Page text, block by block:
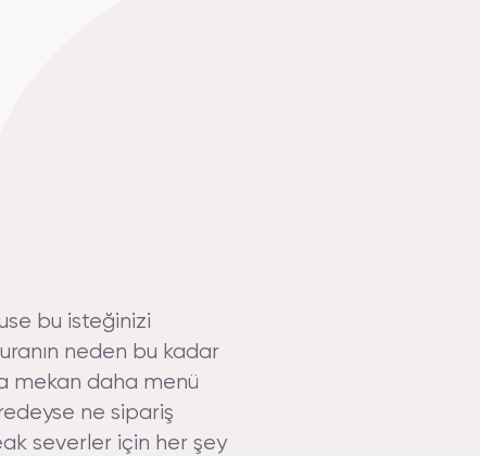
bu isteğinizi
neden bu kadar
mekan daha menü
ne sipariş
severler için her şey